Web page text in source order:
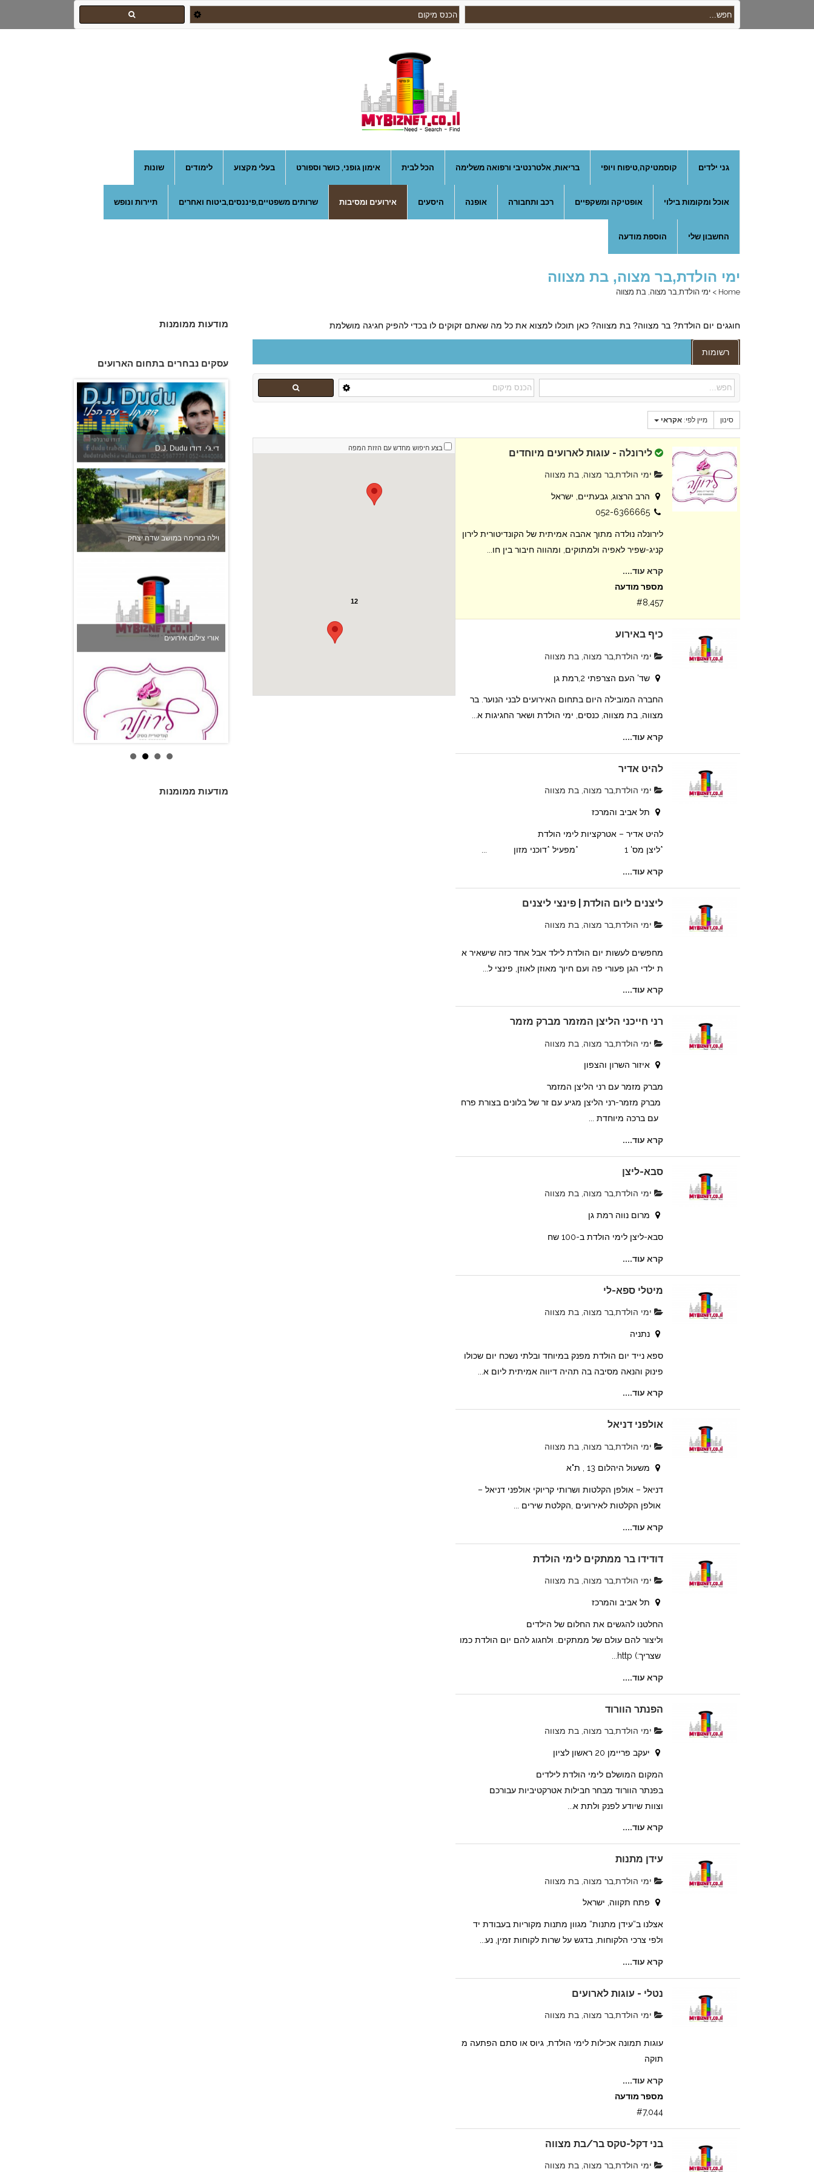
גני ילדים קוסמטיקה,טיפוח ויופי בריאות, אלטרנטיבי ורפואה משלימה הכל לבית אימון גופני, כושר וספורט בעלי מקצוע לימודים שונות
אוכל ומקומות בילוי אופטיקה ומשקפיים רכב ותחבורה אופנה היסעים אירועים ומסיבות שרותים משפטיים,פיננסים,ביטוח ואחרים תיירות ונופש
החשבון שלי הוספת מודעה
ימי הולדת,בר מצוה, בת מצווה
Home
> ימי הולדת,בר מצוה, בת מצווה
חוגגים יום הולדת? בר מצווה? בת מצווה? כאן תוכלו למצוא את כל מה שאתם זקוקים לו בכדי להפיק חגיגה מושלמת
רשומות
סינון מיין לפי: אקראי
לירונלה - עוגות לארועים מיוחדים
ימי הולדת,בר מצוה, בת מצווה
הרב הרצוג, גבעתיים, ישראל
052-6366665
לירונלה נולדה מתוך אהבה אמיתית של הקונדיטורית לירון
קניג-שפיר לאפיה ולמתוקים, ומהווה חיבור בין חו...
קרא עוד....
מספר מודעה
#8,457
כיף באירוע
ימי הולדת,בר מצוה, בת מצווה
שד' העם הצרפתי 2,רמת גן
החברה המובילה היום בתחום האירועים לבני הנוער. בר
מצווה, בת מצווה, כנסים, ימי הולדת ושאר החגיגות א...
קרא עוד....
להיט אדיר
ימי הולדת,בר מצוה, בת מצווה
תל אביב והמרכז
להיט אדיר – אטרקציות לימי הולדת
*ליצן מס' 1 *מפעיל *דוכני מזון ...
קרא עוד....
ליצנים ליום הולדת | פינצי ליצנים
ימי הולדת,בר מצוה, בת מצווה
מחפשים לעשות יום הולדת לילד אבל אחד כזה שישאיר א
ת ילדי הגן פעורי פה ועם חיוך מאוזן לאוזן, פינצי ל...
קרא עוד....
רני חייכני הליצן המזמר מברק מזמר
ימי הולדת,בר מצוה, בת מצווה
איזור השרון והצפון
מברק מזמר עם רני הליצן המזמר
מברק מזמר-רני הליצן מגיע עם זר של בלונים בצורת פרח
עם ברכה מיוחדת ...
קרא עוד....
סבא-ליצן
ימי הולדת,בר מצוה, בת מצווה
מרום נווה רמת גן
סבא-ליצן לימי הולדת ב-100 שח
קרא עוד....
מיטלי ספא-לי
ימי הולדת,בר מצוה, בת מצווה
נתניה
ספא נייד יום הולדת מפנק במיוחד ובלתי נשכח יום שכולו
פינוק והנאה מסיבה בה תהיה דיווה אמיתית ליום א...
קרא עוד....
אולפני דניאל
ימי הולדת,בר מצוה, בת מצווה
משעול היהלום 13 , ת"א
דניאל – אולפן הקלטות ושרותי קריוקי אולפני דניאל –
אולפן הקלטות לאירועים ,הקלטת שירים ...
קרא עוד....
דודידו בר ממתקים לימי הולדת
ימי הולדת,בר מצוה, בת מצווה
תל אביב והמרכז
החלטנו להגשים את החלום של הילדים
וליצור להם עולם של ממתקים. ולחגוג להם יום הולדת כמו
שצריך:) http...
קרא עוד....
הפנתר הוורוד
ימי הולדת,בר מצוה, בת מצווה
יעקב פריימן 20 ראשון לציון
המקום המושלם לימי הולדת לילדים
בפנתר הוורוד מבחר חבילות אטרקטיביות עבורכם
וצוות שיודע לפנק ולתת א...
קרא עוד....
עידן מתנות
ימי הולדת,בר מצוה, בת מצווה
פתח תקווה, ישראל
אצלנו ב“עידן מתנות“ מגוון מתנות מקוריות בעבודת יד
ולפי צרכי הלקוחות, בדגש על שרות לקוחות זמין, נע...
קרא עוד....
נטלי - עוגות לארועים
ימי הולדת,בר מצוה, בת מצווה
עוגות תמונה אכילות לימי הולדת, גיוס או סתם הפתעה מ
תוקה
קרא עוד....
מספר מודעה
#7,044
בני דקל-טקס בר/בת מצווה
ימי הולדת,בר מצוה, בת מצווה
בצע חיפוש מחדש עם הזזת המפה
12
מודעות ממומנות
עסקים נבחרים בתחום הארועים
לירונלה - עוגות לארועים מיוחדים
D.J. Dudu די.ג'י. דודו
וילה בזרימה במושב שדה יצחק
אורי צילום אירועים
לירונלה - עוגות לארועים מיוחדים
מודעות ממומנות